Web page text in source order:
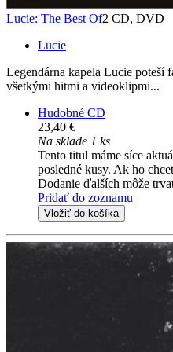
Lucie: The Best Of2 CD, DVD
Lucie
Legendárna kapela Lucie poteší
všetkými hitmi a videoklipmi...
Hudobné CD
23,40 €
Na sklade 1 ks
Tento titul máme síce
posledné kusy. Ak ho
Dodanie ďalších môže
Pridať do zoznamu
Vložiť do košíka